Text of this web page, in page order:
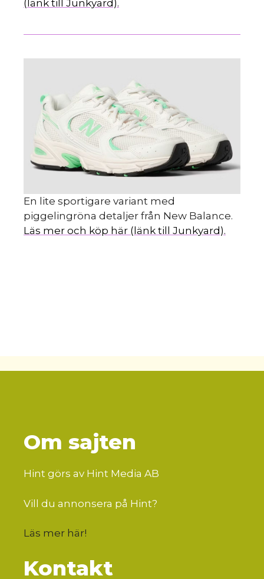
(länk till Junkyard).
En lite sportigare variant med
piggelingröna detaljer från New Balance.
Läs mer och köp här (länk till Junkyard).
Om sajten
Hint görs av Hint Media AB
Vill du annonsera på Hint?
Läs mer här!
Kontakt